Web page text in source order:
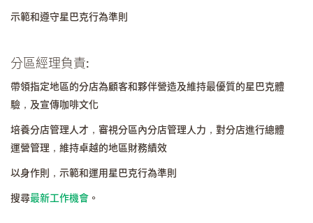
示範和遵守星巴克行為準則
分區經理負責:
帶領指定地區的分店為顧客和夥伴營造及維持最優質的星巴克體
驗，及宣傳咖啡文化
培養分店管理人才，審視分區內分店管理人力，對分店進行總體
運營管理，維持卓越的地區財務績效
以身作則，示範和運用星巴克行為準則
搜尋最新工作機會 。